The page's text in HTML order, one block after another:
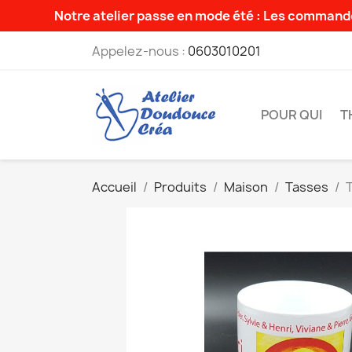
Notre atelier passe en mode été : Les
Appelez-nous : 0603010201
POUR QUI
Accueil Produits Maison Tasses